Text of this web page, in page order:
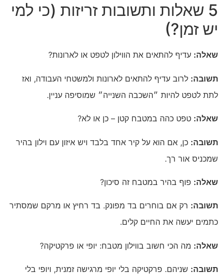
5 שאלות ותשובות זריזות (כי למי
יש זמן?)
שאלה: עדיף להתאים את הווילון לטפט או לארונות?
תשובה: לרוב עדיף להתאים לארונות ולמשטחי העבודה, ואז
לתת לטפט להיות ״השכבה השנייה״ שמוסיפה עניין.
שאלה: טפט כהה במטבח קטן – כן או לא?
תשובה: כן, אם הוא על קיר אחד בלבד ויש איזון עם וילון בהיר
שמכניס אור רך.
שאלה: פוף בהיר במטבח זה סיכון?
תשובה: רק אם בוחרים בד מפונק. בד רחיץ או מרקם שמסתיר
כתמים יעשה את החיים קלים.
שאלה: מה הכי חשוב בווילון מטבח: יופי או פרקטיקה?
תשובה: שניהם. פרקטיקה בלי יופי מרגישה זמנית, ויופי בלי